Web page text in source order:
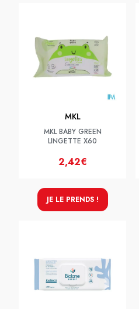
MKL
MKL BABY GREEN
LINGETTE X60
2,42€
JE LE PRENDS !